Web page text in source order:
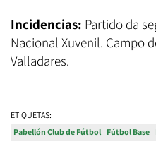
Incidencias: Partido da
Nacional Xuvenil. Campo
Valladares.
ETIQUETAS:
Pabellón Club de Fútbol Fútbol Base